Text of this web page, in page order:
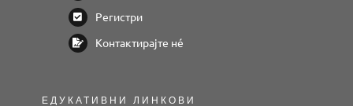
Регистри
Контактирајте нé
ЕДУКАТИВНИ ЛИНКОВИ